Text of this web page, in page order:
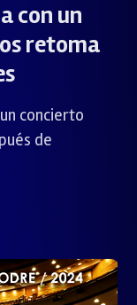
con un
retoma
concierto
de